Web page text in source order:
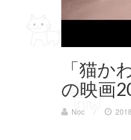
「猫か
の映画
Noc /